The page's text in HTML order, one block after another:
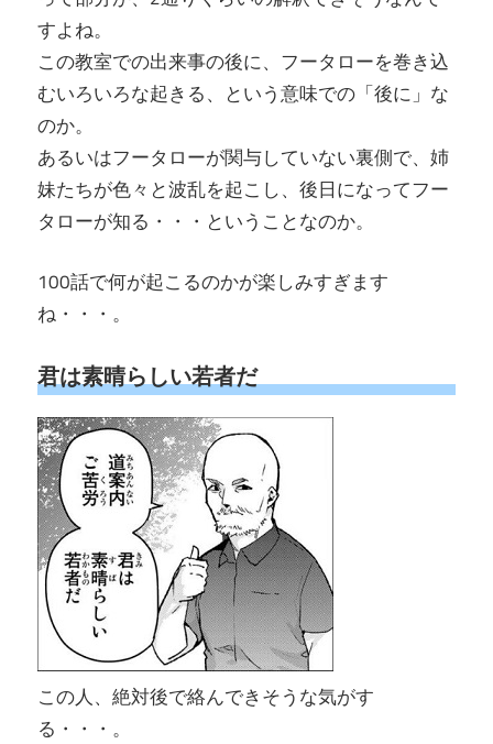
すよね。
この教室での出来事の後に、フータローを巻き込
むいろいろな起きる、という意味での「後に」な
のか。
あるいはフータローが関与していない裏側で、姉
妹たちが色々と波乱を起こし、後日になってフー
タローが知る・・・ということなのか。
100話で何が起こるのかが楽しみすぎます
ね・・・。
君は素晴らしい若者だ
この人、絶対後で絡んできそうな気がす
る・・・。